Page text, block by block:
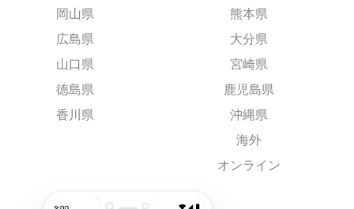
岡山県
広島県
山口県
徳島県
香川県
熊本県
大分県
宮崎県
鹿児島県
沖縄県
海外
オンライン